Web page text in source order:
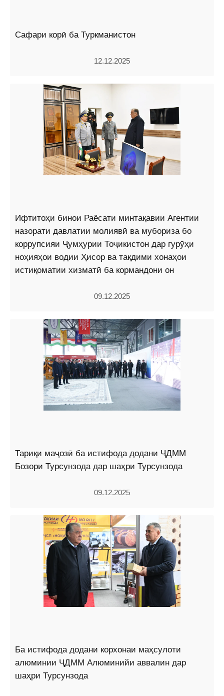
Сафари корӣ ба Туркманистон
12.12.2025
Ифтитоҳи бинои Раёсати минтақавии Агентии
назорати давлатии молиявӣ ва мубориза бо
коррупсияи Ҷумҳурии Тоҷикистон дар гурӯҳи
ноҳияҳои водии Ҳисор ва тақдими хонаҳои
истиқоматии хизматӣ ба кормандони он
09.12.2025
Тариқи маҷозӣ ба истифода додани ҶДММ
Бозори Турсунзода дар шаҳри Турсунзода
09.12.2025
Ба истифода додани корхонаи маҳсулоти
алюминии ҶДММ Алюминийи аввалин дар
шаҳри Турсунзода